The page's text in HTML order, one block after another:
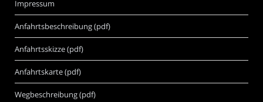
Impressum
Anfahrtsbeschreibung (pdf)
Anfahrtsskizze (pdf)
Anfahrtskarte (pdf)
Wegbeschreibung (pdf)